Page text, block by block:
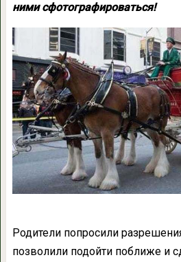
ними сфотографироваться!
Родители попросили
позволили подойти поближе и